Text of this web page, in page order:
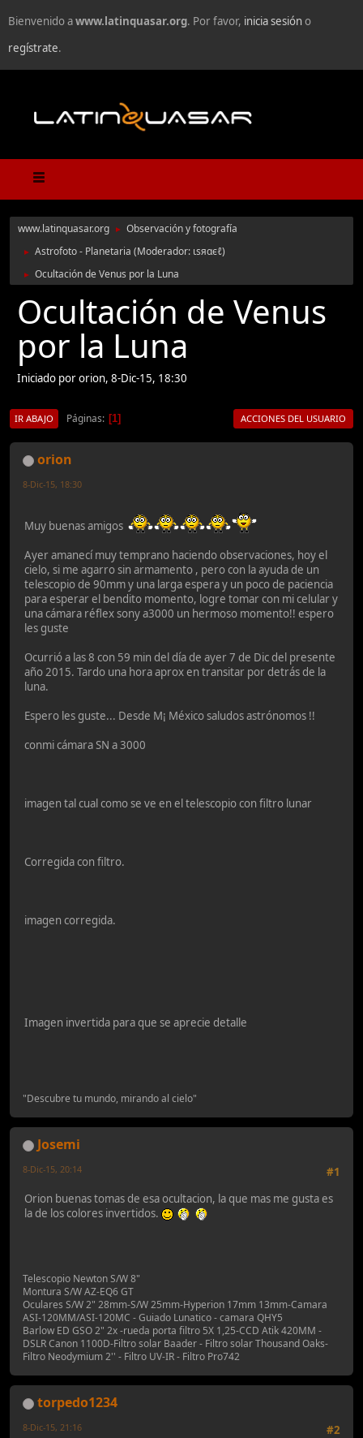
Bienvenido awww.latinquasar.org. Por favor, inicia sesióno
regístrate.
www.latinquasar.org ► Observación y fotografía
► Astrofoto - Planetaria (Moderador: ιѕяαєℓ)
► Ocultación de Venus por la Luna
Ocultación de Venus
por la Luna
Iniciado por orion, 8-Dic-15, 18:30
IR ABAJO Páginas 1 ACCIONES DEL USUARIO
orion
8-Dic-15, 18:30
Muy buenas amigos
Ayer amanecí muy temprano haciendo observaciones, hoy el
cielo, si me agarro sin armamento , pero con la ayuda de un
telescopio de 90mm y una larga espera y un poco de paciencia
para esperar el bendito momento, logre tomar con mi celular y
una cámara réflex sony a3000 un hermoso momento!! espero
les guste
Ocurrió a las 8 con 59 min del día de ayer 7 de Dic del presente
año 2015. Tardo una hora aprox en transitar por detrás de la
luna.
Espero les guste... Desde M¡ México saludos astrónomos !!
conmi cámara SN a 3000
imagen tal cual como se ve en el telescopio con filtro lunar
Corregida con filtro.
imagen corregida.
Imagen invertida para que se aprecie detalle
"Descubre tu mundo, mirando al cielo"
Josemi
#1
8-Dic-15, 20:14
Orion buenas tomas de esa ocultacion, la que mas me gusta es
la de los colores invertidos.
Telescopio Newton S/W 8"
Montura S/W AZ-EQ6 GT
Oculares S/W 2" 28mm-S/W 25mm-Hyperion 17mm 13mm-Camara
ASI-120MM/ASI-120MC - Guiado Lunatico - camara QHY5
Barlow ED GSO 2" 2x -rueda porta filtro 5X 1,25-CCD Atik 420MM -
DSLR Canon 1100D-Filtro solar Baader - Filtro solar Thousand Oaks-
Filtro Neodymium 2'' - Filtro UV-IR - Filtro Pro742
torpedo1234
#2
8-Dic-15, 21:16